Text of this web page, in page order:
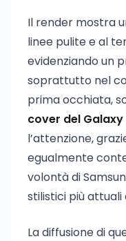
Il render mostra
linee pulite e al
evidenziando un
soprattutto nel
prima occhiata,
cover del Galaxy
l’attenzione,
egualmente
volontà di
stilistici più
La diffusione di